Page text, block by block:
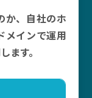
か、自社のホ
メインで運用
ます。